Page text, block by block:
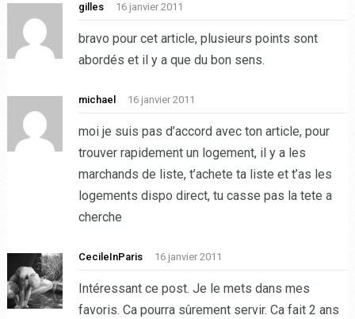
gilles 16 janvier 2011
bravo pour cet article, plusieurs points sont
abordés et il y a que du bon sens.
michael 16 janvier 2011
moi je suis pas d’accord avec ton article, pour
trouver rapidement un logement, il y a les
marchands de liste, t’achete ta liste et t’as les
logements dispo direct, tu casse pas la tete a
cherche
CecileInParis 16 janvier 2011
Intéressant ce post. Je le mets dans mes
favoris. Ca pourra sûrement servir. Ca fait 2 ans